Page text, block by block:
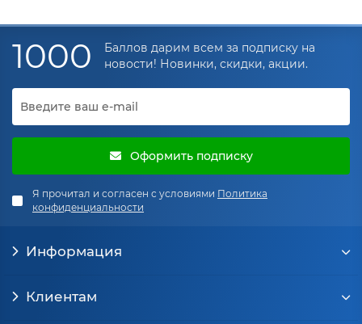
1000
Баллов дарим всем за подписку на
новости! Новинки, скидки, акции.
Оформить подписку
Я прочитал и согласен с условиями Политика
конфиденциальности
Информация
Клиентам